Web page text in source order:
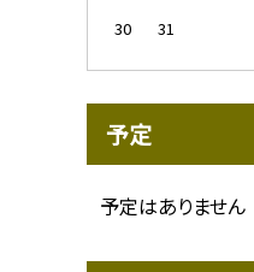
30
31
予定
予定はありません